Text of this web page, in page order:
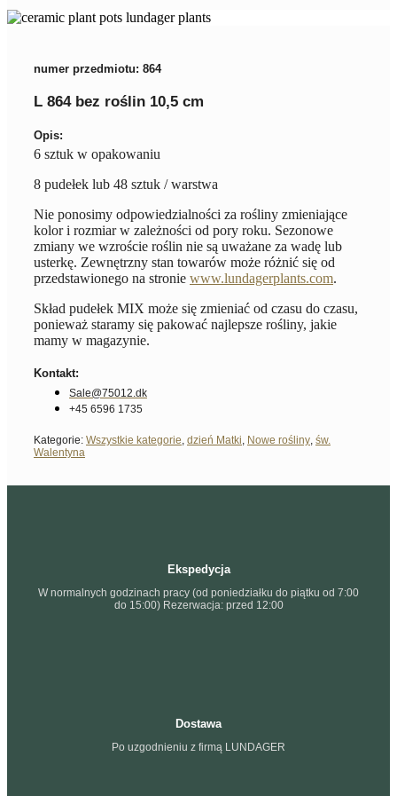
numer przedmiotu: 864
L 864 bez roślin 10,5 cm
Opis:
6 sztuk w opakowaniu
8 pudełek lub 48 sztuk / warstwa
Nie ponosimy odpowiedzialności za rośliny zmieniające
kolor i rozmiar w zależności od pory roku. Sezonowe
zmiany we wzroście roślin nie są uważane za wadę lub
usterkę. Zewnętrzny stan towarów może różnić się od
przedstawionego na stronie www.lundagerplants.com.
Skład pudełek MIX może się zmieniać od czasu do czasu,
ponieważ staramy się pakować najlepsze rośliny, jakie
mamy w magazynie.
Kontakt:
Sale@75012.dk
+45 6596 1735
Kategorie: Wszystkie kategorie dzień Matki Nowe rośliny św.
Walentyna
Ekspedycja
W normalnych godzinach pracy (od poniedziałku do piątku od 7:00
do 15:00) Rezerwacja: przed 12:00
Dostawa
Po uzgodnieniu z firmą LUNDAGER